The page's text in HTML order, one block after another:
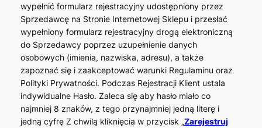
wypełnić formularz rejestracyjny udostępniony przez
Sprzedawcę na Stronie Internetowej Sklepu i przesłać
wypełniony formularz rejestracyjny drogą elektroniczną
do Sprzedawcy poprzez uzupełnienie danych
osobowych (imienia, nazwiska, adresu), a także
zapoznać się i zaakceptować warunki Regulaminu oraz
Polityki Prywatności. Podczas Rejestracji Klient ustala
indywidualne Hasło. Zaleca się aby hasło miało co
najmniej 8 znaków, z tego przynajmniej jedną literę i
jedną cyfrę Z chwilą kliknięcia w przycisk „Zarejestruj